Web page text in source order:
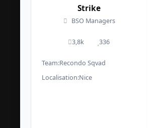
Strike
BSO Managers
3,8k
messages336
Réputation
Team:Recondo Sqvad
Localisation:Nice